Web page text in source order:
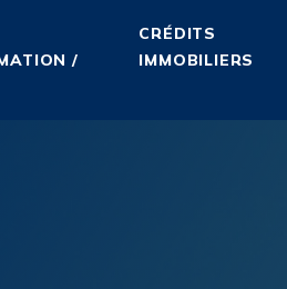
/
CRÉDITS
IMMOBILIERS